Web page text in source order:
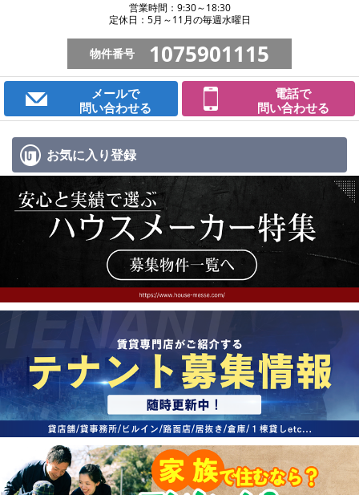
営業時間：9:30～18:30
定休日：5月～11月の毎週水曜日
物件番号 1075901115
メールで
問い合わせる
電話で
問い合わせる
お気に入り登録